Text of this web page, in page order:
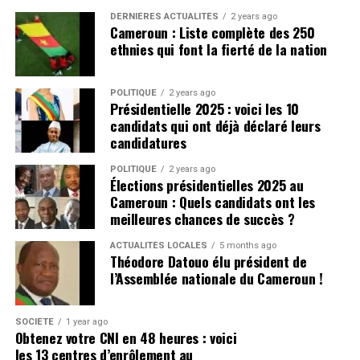
CLIQUEZ ICI POUR LIRE L’ARTICLE ORIGINAL SUR
manchesterunited365.com
Pour avoir les dernières infos
Cliquez ici
veut rien de moins de 100 millions d’euros (84,3 millions
de livres sterling) pour les Portugais. Néanmoins, Leao
pourrait quitter Milan après avoir terminé huitième et a
raté la place de la Ligue des champions pour la saison
prochaine.
Plus de nouvelles de Manchester
United:
United doit naviguer avec soin leurs finances, après
avoir déjà dépensé un montant important pour le
service d’attaque. Ils ont d’autres postes qui ont besoin
de recrutement, sinon l’équipe pourrait lutter contre
l’équilibre de l’équipe.
CLIQUEZ ICI POUR LIRE L’ARTICLE ORIGINAL SUR
manchesterunited365.com
Les choses semblent brillantes pour United, et
maintenant Matthijs de Ligt a révélé ce qu’il a remarqué
à propos d’Amorim à l’arrivée de l’entraîneur de
Portuguse.
DERNIÈRES ACTUALITÉS 2 years ago
Cameroun : Liste complète des 250
ethnies qui font la fierté de la nation
POLITIQUE 2 years ago
Présidentielle 2025 : voici les 10
candidats qui ont déjà déclaré leurs
candidatures
POLITIQUE 2 years ago
Élections présidentielles 2025 au
Cameroun : Quels candidats ont les
meilleures chances de succès ?
ACTUALITÉS LOCALES 5 months ago
Théodore Datouo élu président de
l’Assemblée nationale du Cameroun !
SOCIÉTÉ 1 year ago
Obtenez votre CNI en 48 heures : voici
les 13 centres d’enrôlement au